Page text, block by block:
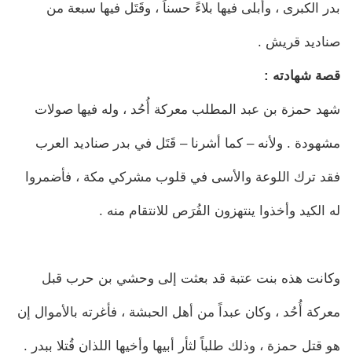
بدر الكبرى ، وأبلى فيها بلاءً حسناً ، وقَتَل فيها سبعة من
صناديد قريش .
قصة شهادته :
شهد حمزة بن عبد المطلب معركة أُحُد ، وله فيها صولات
مشهودة . ولأنه – كما أشرنا – قَتَل في بدر صناديد العرب
فقد ترك اللوعة والأسى في قلوب مشركي مكة ، فأضمروا
له الكيد وأخذوا ينتهزون الفُرَص للانتقام منه .
وكانت هذه بنت عتبة قد بعثت إلى وحشي بن حرب قبل
معركة أُحُد ، وكان عبداً من أهل الحبشة ، فأغرته بالأموال إن
هو قتل حمزة ، وذلك طلباً لثأر أبيها وأخيها اللذان قُتلا ببدر .